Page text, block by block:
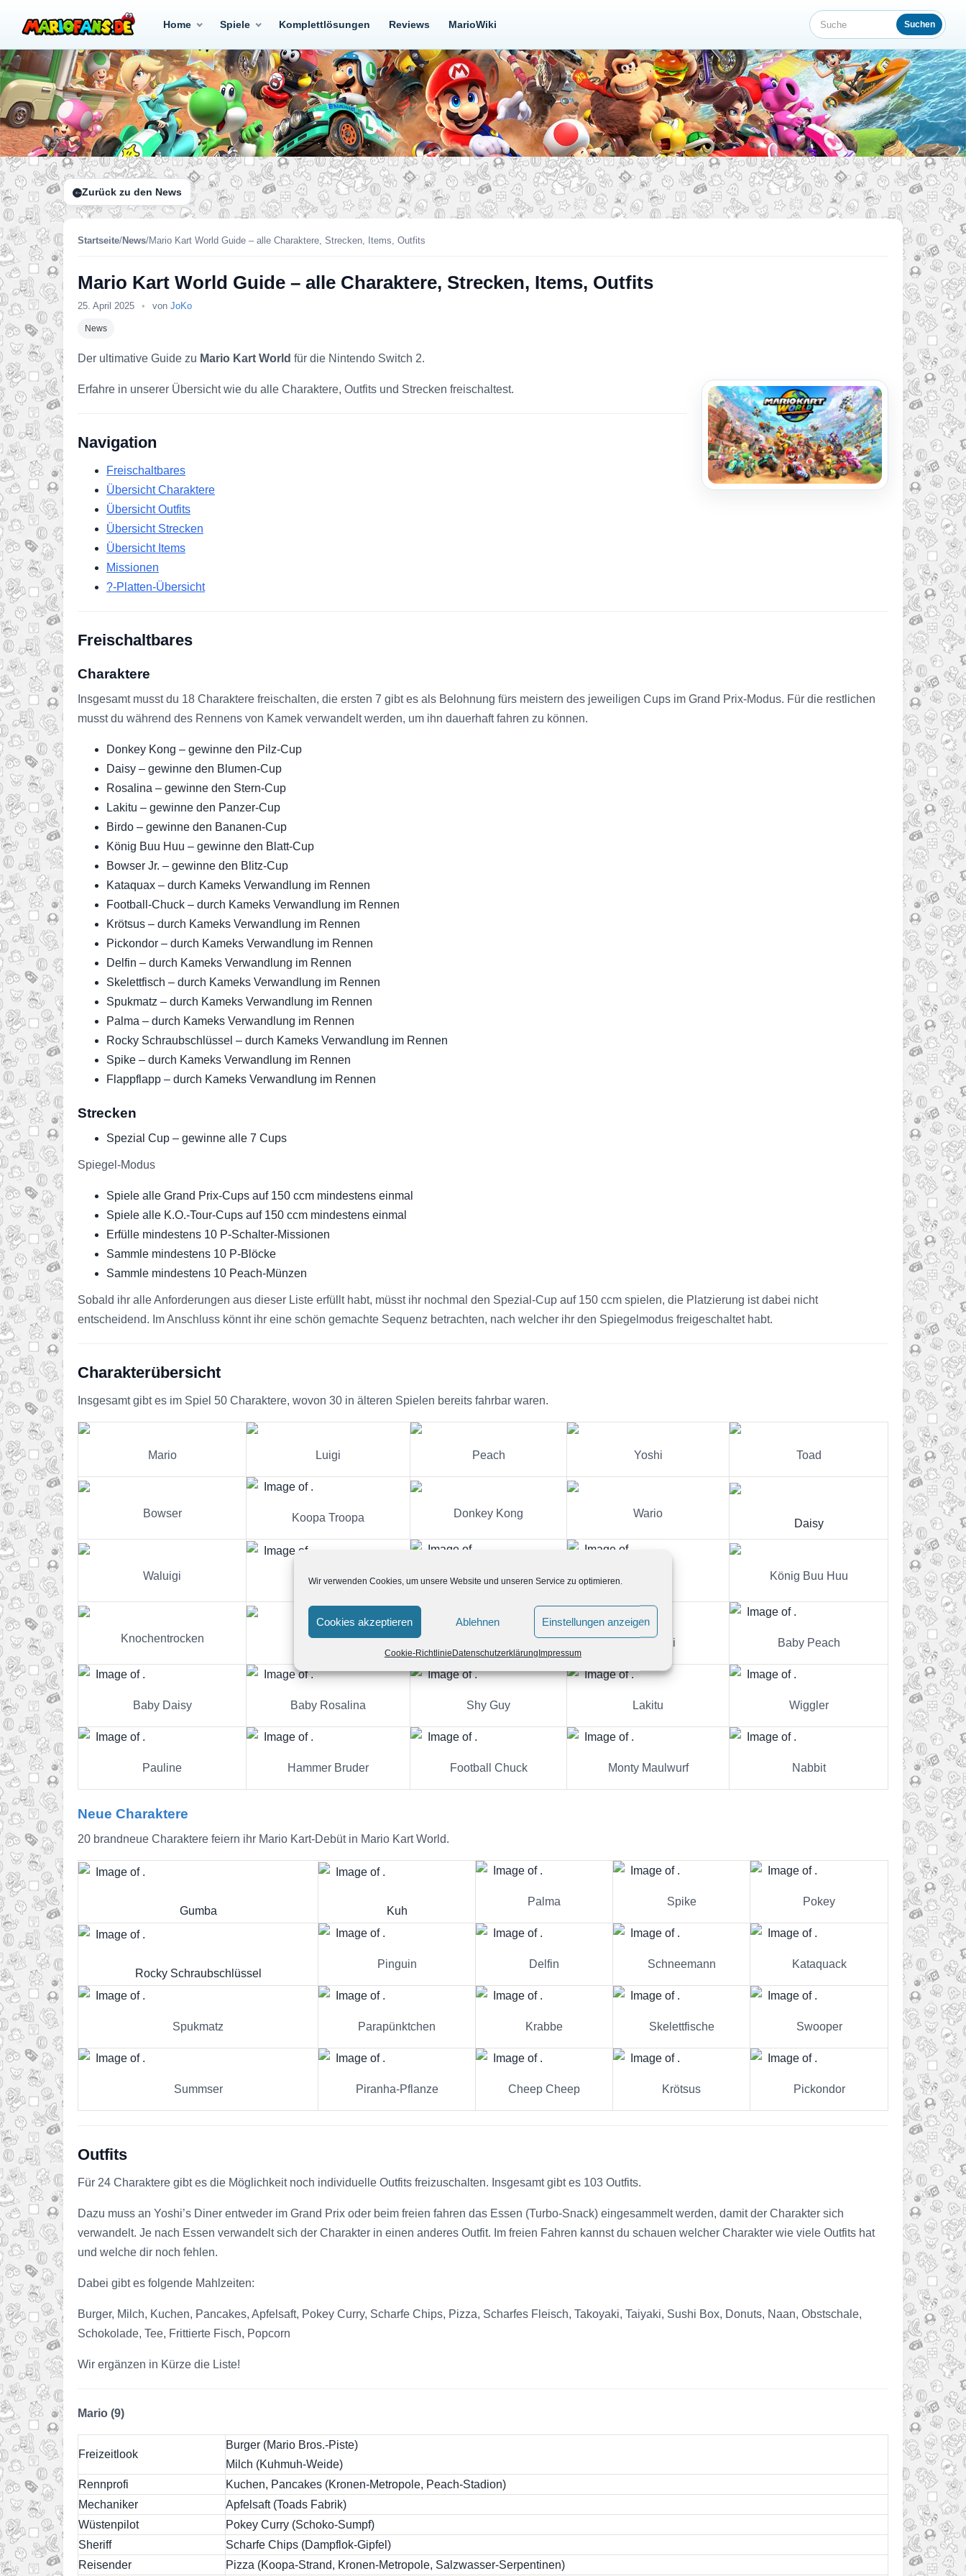
Wir verwenden Cookies, um unsere Website und unseren Service zu optimieren.
Cookies akzeptieren Ablehnen Einstellungen anzeigen
Cookie-RichtlinieDatenschutzerklärungImpressum
Home Spiele Komplettlösungen Reviews MarioWiki Suche Suchen
Zurück zu den News
Startseite/News/Mario Kart World Guide – alle Charaktere, Strecken, Items, Outfits
Mario Kart World Guide – alle Charaktere, Strecken, Items, Outfits
25. April 2025 • von JoKo
News
Der ultimative Guide zu Mario Kart World für die Nintendo Switch 2.
Erfahre in unserer Übersicht wie du alle Charaktere, Outfits und Strecken freischaltest.
Navigation
Freischaltbares
Übersicht Charaktere
Übersicht Outfits
Übersicht Strecken
Übersicht Items
Missionen
?-Platten-Übersicht
Freischaltbares
Charaktere
Insgesamt musst du 18 Charaktere freischalten, die ersten 7 gibt es als Belohnung fürs meistern des jeweiligen Cups im Grand Prix-Modus. Für die restlichen
musst du während des Rennens von Kamek verwandelt werden, um ihn dauerhaft fahren zu können.
Donkey Kong – gewinne den Pilz-Cup
Daisy – gewinne den Blumen-Cup
Rosalina – gewinne den Stern-Cup
Lakitu – gewinne den Panzer-Cup
Birdo – gewinne den Bananen-Cup
König Buu Huu – gewinne den Blatt-Cup
Bowser Jr. – gewinne den Blitz-Cup
Kataquax – durch Kameks Verwandlung im Rennen
Football-Chuck – durch Kameks Verwandlung im Rennen
Krötsus – durch Kameks Verwandlung im Rennen
Pickondor – durch Kameks Verwandlung im Rennen
Delfin – durch Kameks Verwandlung im Rennen
Skelettfisch – durch Kameks Verwandlung im Rennen
Spukmatz – durch Kameks Verwandlung im Rennen
Palma – durch Kameks Verwandlung im Rennen
Rocky Schraubschlüssel – durch Kameks Verwandlung im Rennen
Spike – durch Kameks Verwandlung im Rennen
Flappflapp – durch Kameks Verwandlung im Rennen
Strecken
Spezial Cup – gewinne alle 7 Cups
Spiegel-Modus
Spiele alle Grand Prix-Cups auf 150 ccm mindestens einmal
Spiele alle K.O.-Tour-Cups auf 150 ccm mindestens einmal
Erfülle mindestens 10 P-Schalter-Missionen
Sammle mindestens 10 P-Blöcke
Sammle mindestens 10 Peach-Münzen
Sobald ihr alle Anforderungen aus dieser Liste erfüllt habt, müsst ihr nochmal den Spezial-Cup auf 150 ccm spielen, die Platzierung ist dabei nicht
entscheidend. Im Anschluss könnt ihr eine schön gemachte Sequenz betrachten, nach welcher ihr den Spiegelmodus freigeschaltet habt.
Charakterübersicht
Insgesamt gibt es im Spiel 50 Charaktere, wovon 30 in älteren Spielen bereits fahrbar waren.
Mario Luigi Peach Yoshi Toad
Bowser Koopa Troopa Donkey Kong
Wario
Daisy
Waluigi
Bowser Jr. König Buu Huu
Knochentrocken Rosalina Baby Luigi Baby Peach
Baby Daisy Baby Rosalina Shy Guy Lakitu Wiggler
Pauline Hammer Bruder Football Chuck Monty Maulwurf Nabbit
Neue Charaktere
20 brandneue Charaktere feiern ihr Mario Kart-Debüt in Mario Kart World.
Gumba Kuh
Palma Spike Pokey
Rocky Schraubschlüssel
Pinguin Delfin Schneemann Kataquack
Spukmatz Parapünktchen Krabbe Skelettfische Swooper
Summser Piranha-Pflanze Cheep Cheep Krötsus Pickondor
Outfits
Für 24 Charaktere gibt es die Möglichkeit noch individuelle Outfits freizuschalten. Insgesamt gibt es 103 Outfits.
Dazu muss an Yoshi’s Diner entweder im Grand Prix oder beim freien fahren das Essen (Turbo-Snack) eingesammelt werden, damit der Charakter sich
verwandelt. Je nach Essen verwandelt sich der Charakter in einen anderes Outfit. Im freien Fahren kannst du schauen welcher Charakter wie viele Outfits hat
und welche dir noch fehlen.
Dabei gibt es folgende Mahlzeiten:
Burger, Milch, Kuchen, Pancakes, Apfelsaft, Pokey Curry, Scharfe Chips, Pizza, Scharfes Fleisch, Takoyaki, Taiyaki, Sushi Box, Donuts, Naan, Obstschale,
Schokolade, Tee, Frittierte Fisch, Popcorn
Wir ergänzen in Kürze die Liste!
Mario (9)
Freizeitlook
Burger (Mario Bros.-Piste)
Milch (Kuhmuh-Weide)
Rennprofi
Kuchen, Pancakes (Kronen-Metropole, Peach-Stadion)
Mechaniker
Apfelsaft (Toads Fabrik)
Wüstenpilot
Pokey Curry (Schoko-Sumpf)
Sheriff
Scharfe Chips (Dampflok-Gipfel)
Reisender
Pizza (Koopa-Strand, Kronen-Metropole, Salzwasser-Serpentinen)